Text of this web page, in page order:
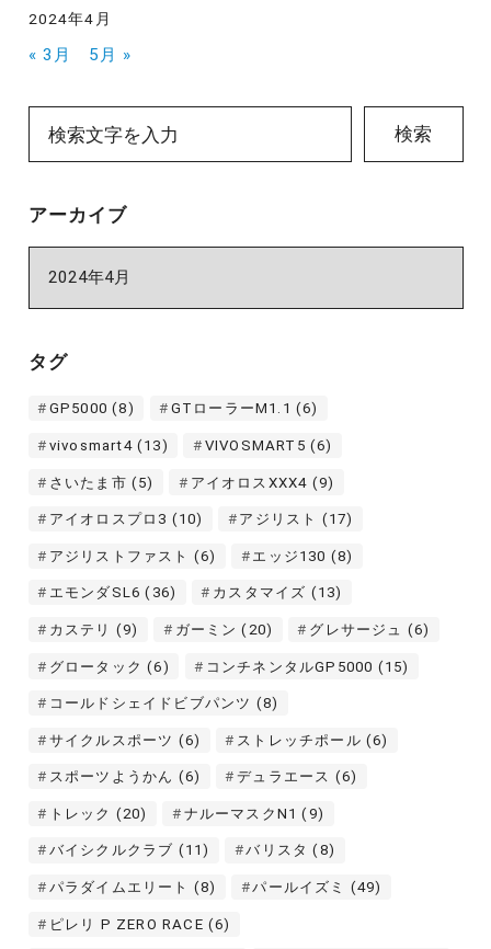
2024年4月
« 3月 5月 »
検索
アーカイブ
ブ
タグ
GP5000 (8) GTローラーM1.1 (6)
vivosmart4(13) VIVOSMART5 (6)
さいたま市 (5) アイオロスXXX4 (9)
アイオロスプロ3 (10) アジリスト (17)
アジリストファスト (6) エッジ130 (8)
エモンダSL6 (36) カスタマイズ (13)
カステリ (9) ガーミン (20) グレサージュ (6)
グロータック (6) コンチネンタルGP5000 (15)
コールドシェイドビブパンツ (8)
サイクルスポーツ (6) ストレッチポール (6)
スポーツようかん (6) デュラエース (6)
トレック (20) ナルーマスクN1 (9)
バイシクルクラブ (11) バリスタ (8)
パラダイムエリート (8) パールイズミ (49)
ピレリ P ZERO RACE (6)